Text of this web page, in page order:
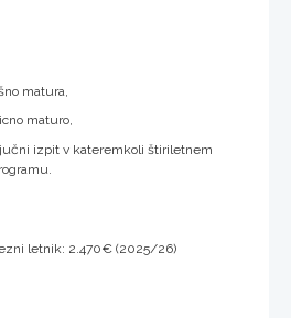
matura,
maturo,
izpit v kateremkoli štiriletnem
letnik: 2.470€ (2025/26)